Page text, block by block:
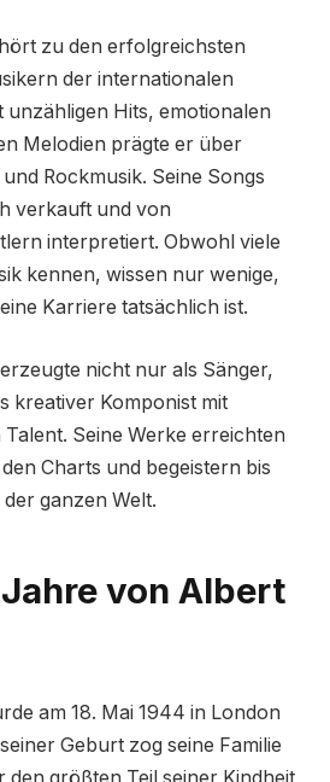
zu den erfolgreichsten
der internationalen
unzähligen Hits, emotionalen
Melodien prägte er über
Rockmusik. Seine Songs
verkauft und von
interpretiert. Obwohl viele
kennen, wissen nur wenige,
Karriere tatsächlich ist.
nicht nur als Sänger,
kreativer Komponist mit
Seine Werke erreichten
Charts und begeistern bis
ganzen Welt.
von Albert
am 18. Mai 1944 in London
Geburt zog seine Familie